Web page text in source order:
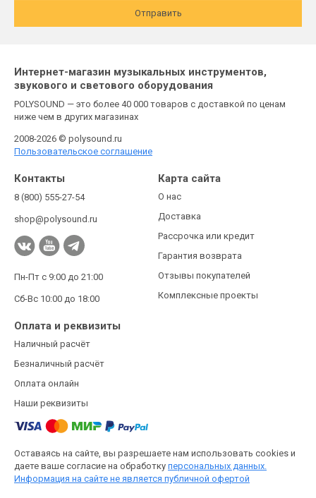
Отправить
Интернет-магазин музыкальных инструментов,
звукового и светового оборудования
POLYSOUND — это более 40 000 товаров с доставкой по ценам
ниже чем в других магазинах
2008-2026 © polysound.ru
Пользовательское соглашение
Контакты
8 (800) 555-27-54
shop@polysound.ru
Пн-Пт с 9:00 до 21:00
Сб-Вс 10:00 до 18:00
Карта сайта
О нас
Доставка
Рассрочка или кредит
Гарантия возврата
Отзывы покупателей
Комплексные проекты
Оплата и реквизиты
Наличный расчёт
Безналичный расчёт
Оплата онлайн
Наши реквизиты
Оставаясь на сайте, вы разрешаете нам использовать cookies и
даете ваше согласие на обработку персональных данных.
Информация на сайте не является публичной офертой